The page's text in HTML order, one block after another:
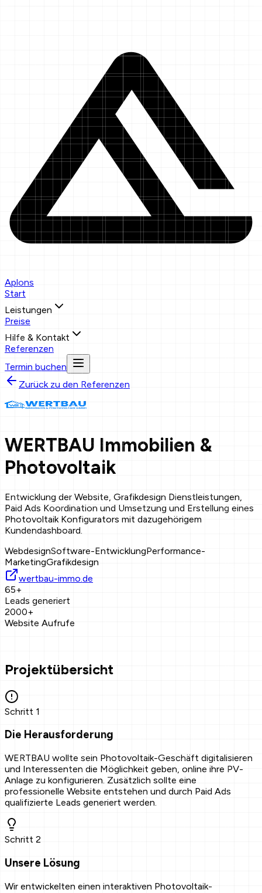
Aplons
Start
Leistungen
Preise
Hilfe & Kontakt
Referenzen
Termin buchen
Zurück zu den Referenzen
WERTBAU Immobilien &
Photovoltaik
Entwicklung der Website, Grafikdesign Dienstleistungen,
Paid Ads Koordination und Umsetzung und Erstellung eines
Photovoltaik Konfigurators mit dazugehörigem
Kundendashboard.
WebdesignSoftware-EntwicklungPerformance-
MarketingGrafikdesign
wertbau-immo.de
65+
Leads generiert
2000+
Website Aufrufe
Projektübersicht
Schritt 1
Die Herausforderung
WERTBAU wollte sein Photovoltaik-Geschäft digitalisieren
und Interessenten die Möglichkeit geben, online ihre PV-
Anlage zu konfigurieren. Zusätzlich sollte eine
professionelle Website entstehen und durch Paid Ads
qualifizierte Leads generiert werden.
Schritt 2
Unsere Lösung
Wir entwickelten einen interaktiven Photovoltaik-